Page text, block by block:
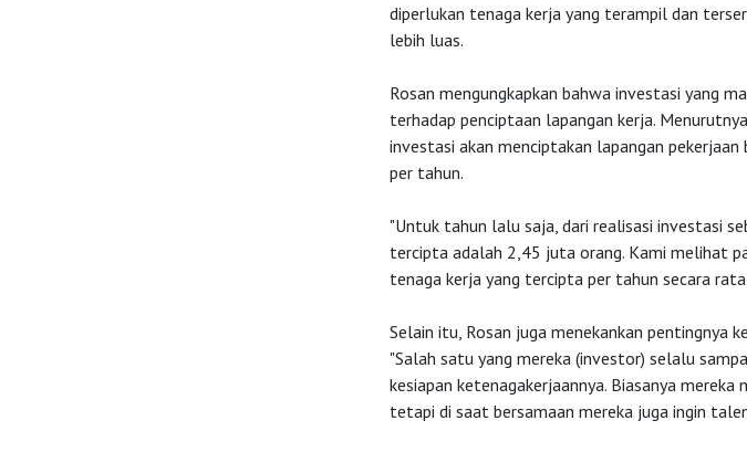
diperlukan tenaga kerja yang terampil dan
lebih luas.
Rosan mengungkapkan bahwa investasi yang
terhadap penciptaan lapangan kerja.
investasi akan menciptakan lapangan
per tahun.
"Untuk tahun lalu saja, dari realisasi investasi
tercipta adalah 2,45 juta orang. Kami melihat
tenaga kerja yang tercipta per tahun secara
Selain itu, Rosan juga menekankan pentingnya
"Salah satu yang mereka (investor) selalu
kesiapan ketenagakerjaannya. Biasanya
tetapi di saat bersamaan mereka juga ingin